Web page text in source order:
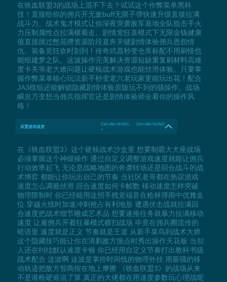
在铁血联盟3的战场上混不下去？试试这个作弊菜单黑科
技！直接给你的佣兵开无敌buff无限子弹快速升级直接拉满
战斗力。战术鬼才模式让你深夜突袭敌军基地全队狙击手火
力压制属性点拉满横着走。剧情党狂喜模式下无限金钱健康
值直接跳过憋屈攒资源阶段直奔关键剧情体验佣兵恩怨情
仇。装备党狂欢时刻到！传奇武器秒变仓库标配不用刷怪也
能组建梦之队。这波操作完美解决资源短缺重复刷材料高难
度卡关等老大难问题让硬核战术游戏也能丝滑体验。只要掌
握作弊菜单核心玩法新手秒变老六老玩家更能玩出花！配合
JA3模组还能解锁隐藏剧情体验原版玩不到的骚操作。战场
瞬息万变想当佣兵指挥官还是剧情体验师全看你的操作风
格！
设置游戏速度
Ctrl+Alt+NUM1 - Ctrl+Alt+NUM2
+
在《铁血联盟3》这个硬核战术沙盒里 想要制霸大犬座战场
必须掌握这个神级操作 通过自定义调整游戏速度就能让佣兵
行动效率起飞 无论是战略地图的奔袭转场还是回合战斗的战
术博弈 都能让你玩出自己的节奏 当社区老哥都在热议游戏
速度怎么调最丝滑 回合速度如何卡帧数 移动速度怎样突破
物理限制时 你已经能用这招手残党福音在枪林弹雨中优雅走
位 穿越火线时加速冲刺抢占有利地形 遭遇伏击战就拉满回
合速度把战术细节雕成艺术品 想要速推任务就暴力拉满移动
速度 让雇佣兵开着狂暴模式横扫战场 毕竟在佣兵圈流传的
暗语里 速度就是正义 节奏就是王道 从新手菜鸟到战术大师
这个隐藏技巧能让你在清剿敌方据点时秀出操作天花板 当别
人还在纠结默认速度卡顿 你已经用自定义节奏打出教科书级
战术配合 这波啊 这波是掌控时间线的物理外挂 用最骚的移
动轨迹把敌方智商按在地上摩擦 《铁血联盟3》的战场从来
不是谁枪硬谁说了算 真正的大佬都在用速度参数玩心理战呢